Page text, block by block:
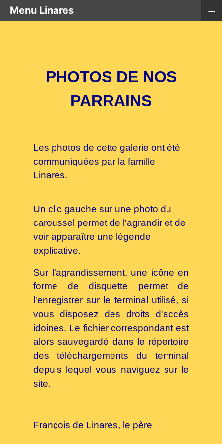
Menu Linares ≡
PHOTOS DE NOS
PARRAINS
Les photos de cette galerie ont été
communiquées par la famille
Linares.
Un clic gauche sur une photo du
caroussel permet de l'agrandir et de
voir apparaître une légende
explicative.
Sur l'agrandissement, une icône en
forme de disquette permet de
l'enregistrer sur le terminal utilisé, si
vous disposez des droits d'accès
idoines. Le fichier correspondant est
alors sauvegardé dans le répertoire
des téléchargements du terminal
depuis lequel vous naviguez sur le
site.
François de Linares, le père